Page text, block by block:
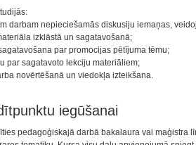
darbam nepieciešamās diskusiju iemaņas,
izklāstā un sagatavošanā;
par promocijas pētījuma tēmu;
par sagatavoto lekciju materiāliem;
novērtēšanā un viedokļa izteikšana.
iegūšanai
pedagoģiskajā darbā bakalaura vai maģistra